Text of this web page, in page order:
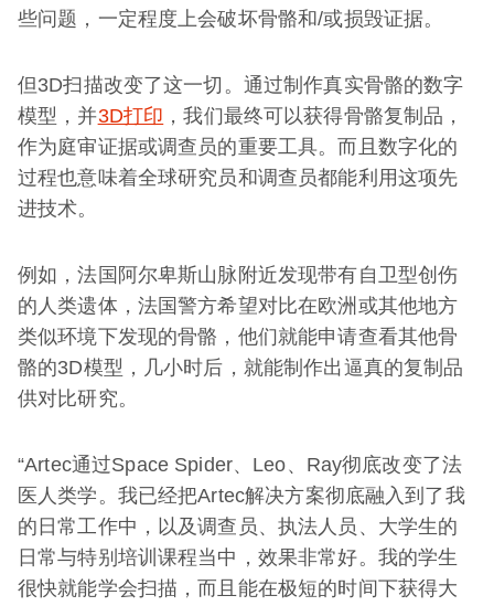
些问题，一定程度上会破坏骨骼和/或损毁证据。
但3D扫描改变了这一切。通过制作真实骨骼的数字
模型，并3D打印 ，我们最终可以获得骨骼复制品，
作为庭审证据或调查员的重要工具。而且数字化的
过程也意味着全球研究员和调查员都能利用这项先
进技术。
例如，法国阿尔卑斯山脉附近发现带有自卫型创伤
的人类遗体，法国警方希望对比在欧洲或其他地方
类似环境下发现的骨骼，他们就能申请查看其他骨
骼的3D模型，几小时后，就能制作出逼真的复制品
供对比研究。
“Artec通过Space Spider、Leo、Ray彻底改变了法
医人类学。我已经把Artec解决方案彻底融入到了我
的日常工作中，以及调查员、执法人员、大学生的
日常与特别培训课程当中，效果非常好。我的学生
很快就能学会扫描，而且能在极短的时间下获得大